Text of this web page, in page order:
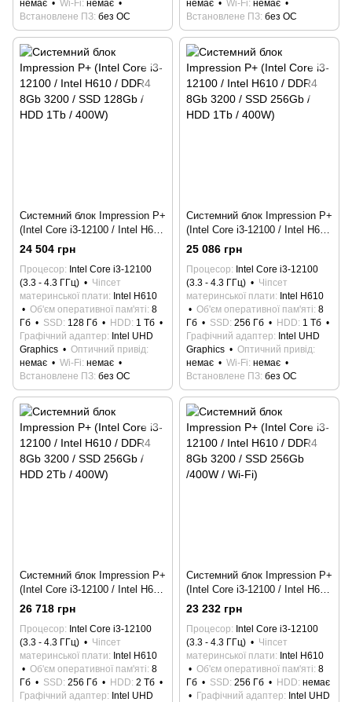
немає Wi-Fi немає
Встановлене ПЗ без ОС
немає Wi-Fi немає
Встановлене ПЗ без ОС
Системний блок Impression P+
(Intel Core i3-12100 / Intel H610
/ DDR4 8Gb 3200 / SSD 128Gb
/ HDD 1Tb / 400W)
24 504 грн
Процесор Intel Core i3-12100
(3.3 - 4.3 ГГц)
Чіпсет
материнської плати Intel H610
Об'єм оперативної пам'яті 8
Гб
SSD 128 Гб HDD 1 Тб
Графічний адаптер Intel UHD
Graphics
Оптичний привід
немає
Wi-Fi немає
Встановлене ПЗ без ОС
Системний блок Impression P+
(Intel Core i3-12100 / Intel H610
/ DDR4 8Gb 3200 / SSD 256Gb
/ HDD 1Tb / 400W)
25 086 грн
Процесор Intel Core i3-12100
(3.3 - 4.3 ГГц)
Чіпсет
материнської плати Intel H610
Об'єм оперативної пам'яті 8
Гб
SSD 256 Гб HDD 1 Тб
Графічний адаптер Intel UHD
Graphics
Оптичний привід
немає
Wi-Fi немає
Встановлене ПЗ без ОС
Системний блок Impression P+
(Intel Core i3-12100 / Intel H610
/ DDR4 8Gb 3200 / SSD 256Gb
/ HDD 2Tb / 400W)
26 718 грн
Процесор Intel Core i3-12100
(3.3 - 4.3 ГГц)
Чіпсет
материнської плати Intel H610
Об'єм оперативної пам'яті 8
Гб
SSD 256 Гб HDD 2 Тб
Графічний адаптер Intel UHD
Системний блок Impression P+
(Intel Core i3-12100 / Intel H610
/ DDR4 8Gb 3200 / SSD 256Gb
/400W / Wi-Fi)
23 232 грн
Процесор Intel Core i3-12100
(3.3 - 4.3 ГГц)
Чіпсет
материнської плати Intel H610
Об'єм оперативної пам'яті 8
Гб
SSD 256 Гб HDD немає
Графічний адаптер Intel UHD